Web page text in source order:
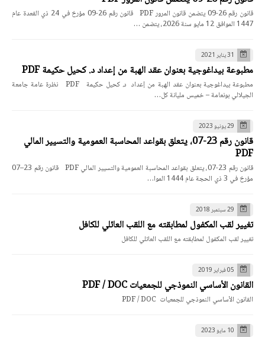
قانون رقم 26-09 يتضمن قانون المرور PDF قانون رقم 26-09 مؤرخ في 24 ذي القعدة عام
1447 الموافق 12 مايو سنة 2026، يتضمن …
31 يناير 2021
مطبوعة بيداغوجية بعنوان عقد الهبة من إعداد د. كحيل حكيمة PDF
مطبوعة بيداغوجية بعنوان عقد الهبة من إعداد د. كحيل حكيمة PDF نظرة عامة جامعة
الجيلالي بونعامة – خميس مليانة كل…
29 يونيو 2023
قانون رقم 23-07، يتعلق بقواعد المحاسبة العمومية والتسيير المالي
PDF
قانون رقم 23-07، يتعلق بقواعد المحاسبة العمومية والتسيير المالي PDF قانون رقم 23–07
مؤرخ في 3 ذي الحجة عام 1444 الموا…
29 سبتمبر 2018
تغيير لقب المكفول لمطابقته مع اللقب العائلي للكافل
تغيير لقب المكفول لمطابقته مع اللقب العائلي للكافل
05 فبراير 2019
القانون الأساسي النموذجي للجمعيات PDF / DOC
القانون الأساسي النموذجي للجمعيات PDF / DOC
10 مايو 2023